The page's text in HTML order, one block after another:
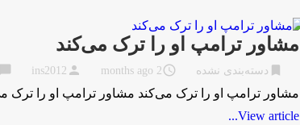
مشاور ترامپ او را ترک می‌کند
دسته‌بندی نشده access_time
2 months ago
person
ins2012
chat_bubble
مشاور ترامپ او را ترک می‌کند مشاور ترامپ او را
View article...